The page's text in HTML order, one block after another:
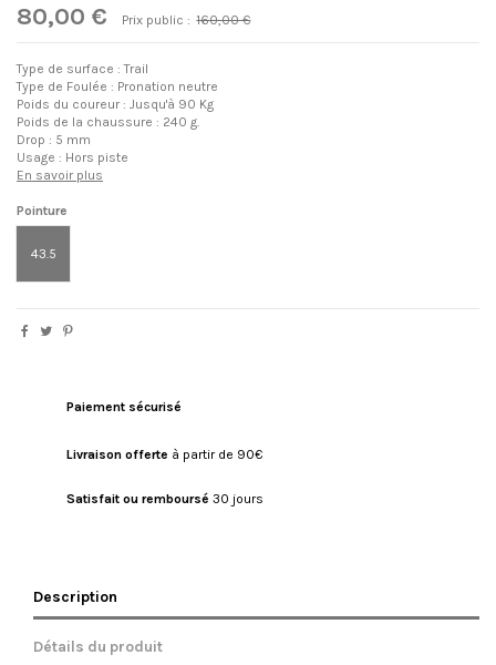
80,00 € Prix public : 160,00 €
Type de surface : Trail
Type de Foulée : Pronation neutre
Poids du coureur : Jusqu'à 90 Kg
Poids de la chaussure : 240 g.
Drop : 5 mm
Usage : Hors piste
En savoir plus
Pointure
43.5
Paiement sécurisé
Livraison offerte à partir de 90€
Satisfait ou remboursé 30 jours
Description
Détails du produit